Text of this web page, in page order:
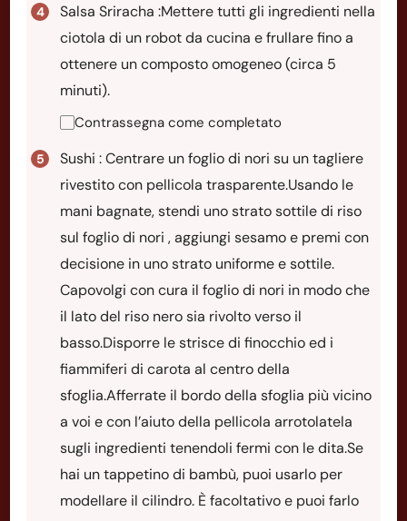
Salsa Sriracha :Mettere tutti gli ingredienti nella
ciotola di un robot da cucina e frullare fino a
ottenere un composto omogeneo (circa 5
minuti).
Contrassegna come completato
Sushi : Centrare un foglio di nori su un tagliere
rivestito con pellicola trasparente.Usando le
mani bagnate, stendi uno strato sottile di riso
sul foglio di nori , aggiungi sesamo e premi con
decisione in uno strato uniforme e sottile.
Capovolgi con cura il foglio di nori in modo che
il lato del riso nero sia rivolto verso il
basso.Disporre le strisce di finocchio ed i
fiammiferi di carota al centro della
sfoglia.Afferrate il bordo della sfoglia più vicino
a voi e con l’aiuto della pellicola arrotolatela
sugli ingredienti tenendoli fermi con le dita.Se
hai un tappetino di bambù, puoi usarlo per
modellare il cilindro. È facoltativo e puoi farlo